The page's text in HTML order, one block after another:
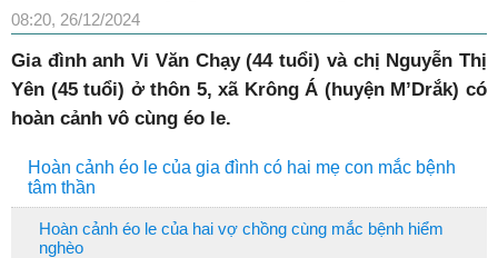
08:20, 26/12/2024
Gia đình anh Vi Văn Chạy (44 tuổi) và chị Nguyễn Thị
Yên (45 tuổi) ở thôn 5, xã Krông Á (huyện M’Drắk) có
hoàn cảnh vô cùng éo le.
Hoàn cảnh éo le của gia đình có hai mẹ con mắc bệnh
tâm thần
Hoàn cảnh éo le của hai vợ chồng cùng mắc bệnh hiểm
nghèo